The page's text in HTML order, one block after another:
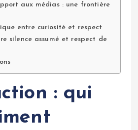
aux médias : une frontière
entre curiosité et respect
silence assumé et respect de
: qui